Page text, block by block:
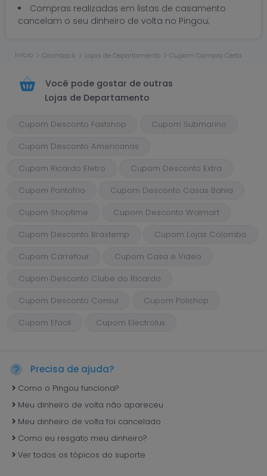
Início Cashback Lojas de Departamento Cupom Compra Certa
Compras realizadas em listas de casamento
cancelam o seu dinheiro de volta no Pingou;
Você pode gostar de outras
Lojas de Departamento
Cupom Desconto Fastshop
Cupom Submarino
Cupom Desconto Americanas
Cupom Ricardo Eletro
Cupom Desconto Extra
Cupom Pontofrio
Cupom Desconto Casas Bahia
Cupom Shoptime
Cupom Desconto Walmart
Cupom Desconto Brastemp
Cupom Lojas Colombo
Cupom Carrefour
Cupom Casa e Video
Cupom Desconto Clube do Ricardo
Cupom Desconto Consul
Cupom Polishop
Cupom Efacil
Cupom Electrolux
Precisa de ajuda?
Como o Pingou funciona?
Meu dinheiro de volta não apareceu
Meu dinheiro de volta foi cancelado
Como eu resgato meu dinheiro?
Ver todos os tópicos do suporte